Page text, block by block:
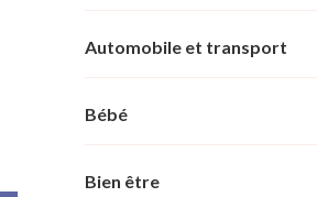
Automobile et transport
Bébé
Bien être